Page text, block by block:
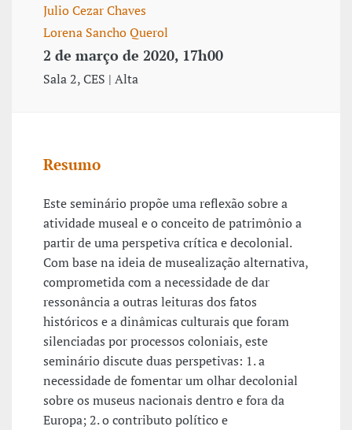
Julio Cezar Chaves
Lorena Sancho Querol
2 de março de 2020, 17h00
Sala 2, CES | Alta
Resumo
Este seminário propõe uma reflexão sobre a
atividade museal e o conceito de patrimônio a
partir de uma perspetiva crítica e decolonial.
Com base na ideia de musealização alternativa,
comprometida com a necessidade de dar
ressonância a outras leituras dos fatos
históricos e a dinâmicas culturais que foram
silenciadas por processos coloniais, este
seminário discute duas perspetivas: 1. a
necessidade de fomentar um olhar decolonial
sobre os museus nacionais dentro e fora da
Europa; 2. o contributo político e